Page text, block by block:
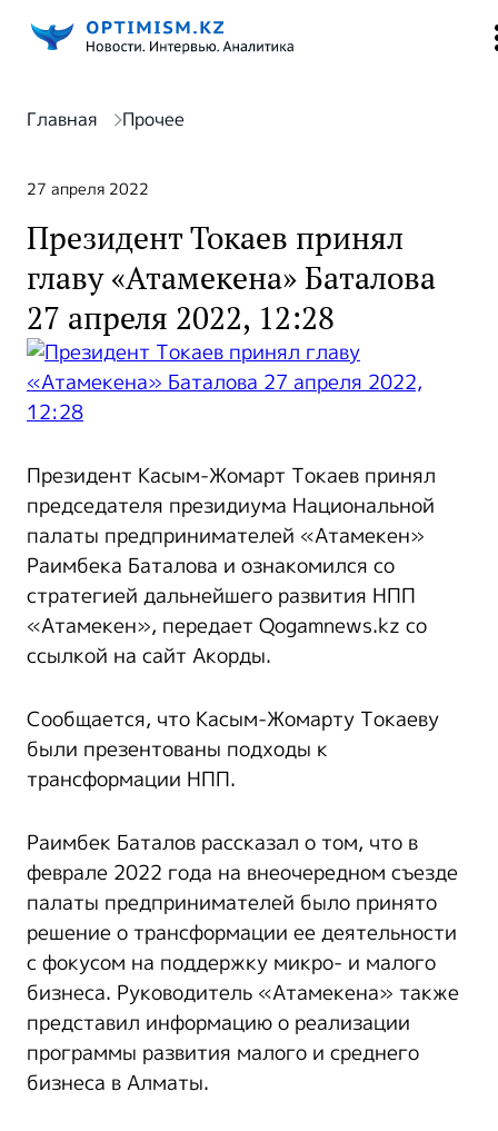
Главная Прочее
27 апреля 2022
Президент Токаев принял
главу «Атамекена» Баталова
27 апреля 2022, 12:28
Президент Касым-Жомарт Токаев принял
председателя президиума Национальной
палаты предпринимателей «Атамекен»
Раимбека Баталова и ознакомился со
стратегией дальнейшего развития НПП
«Атамекен», передает Qogamnews.kz со
ссылкой на сайт Акорды.
Сообщается, что Касым-Жомарту Токаеву
были презентованы подходы к
трансформации НПП.
Раимбек Баталов рассказал о том, что в
феврале 2022 года на внеочередном съезде
палаты предпринимателей было принято
решение о трансформации ее деятельности
с фокусом на поддержку микро- и малого
бизнеса. Руководитель «Атамекена» также
представил информацию о реализации
программы развития малого и среднего
бизнеса в Алматы.